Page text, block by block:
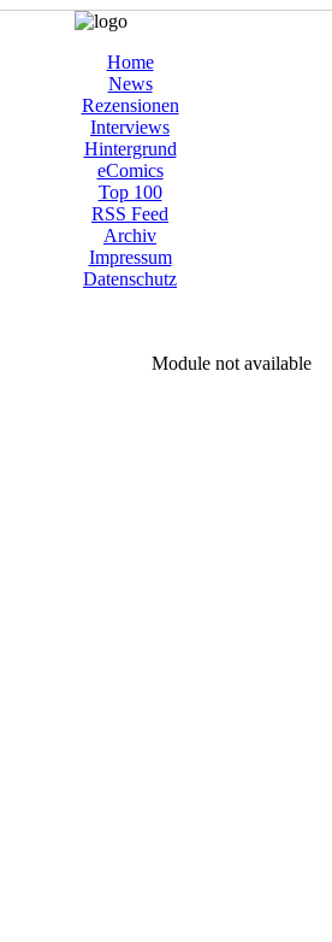
Home
News
Rezensionen
Interviews
Hintergrund
eComics
Top 100
RSS Feed
Archiv
Impressum
Datenschutz
Module not available